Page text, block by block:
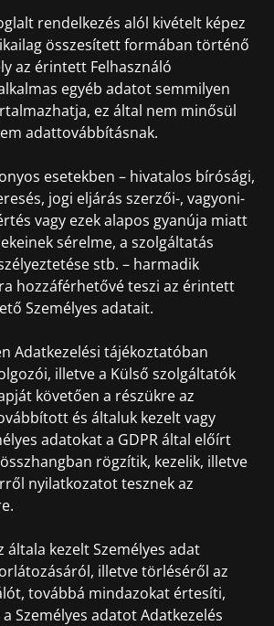
rendelkezés alól kivételt képez
összesített formában történő
az érintett Felhasználó
egyéb adatot semmilyen
ez által nem minősül
adattovábbításnak.
esetekben – hivatalos bírósági,
jogi eljárás szerzői-, vagyoni-
vagy ezek alapos gyanúja miatt
sérelme, a szolgáltatás
stb. – harmadik
hozzáférhetővé teszi az érintett
Személyes adatait.
Adatkezelési tájékoztatóban
illetve a Külső szolgáltatók
követően a részükre az
és általuk kezelt vagy
adatokat a GDPR által előírt
rögzítik, kezelik, illetve
nyilatkozatot tesznek az
általa kezelt Személyes adat
illetve törléséről az
továbbá mindazokat értesíti,
Személyes adatot Adatkezelés